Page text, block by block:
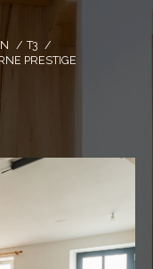
T3
PRESTIGE